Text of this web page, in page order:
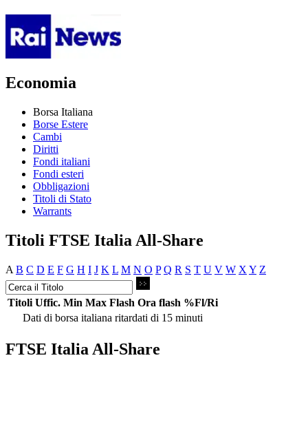
Economia
Borsa Italiana
Borse Estere
Cambi
Diritti
Fondi italiani
Fondi esteri
Obbligazioni
Titoli di Stato
Warrants
Titoli FTSE Italia All-Share
A B C D E F G H I J K L M N O P Q R S T U V W X Y Z
Titoli Uffic. Min Max Flash Ora flash %Fl/Ri
Dati di borsa italiana ritardati di 15 minuti
FTSE Italia All-Share